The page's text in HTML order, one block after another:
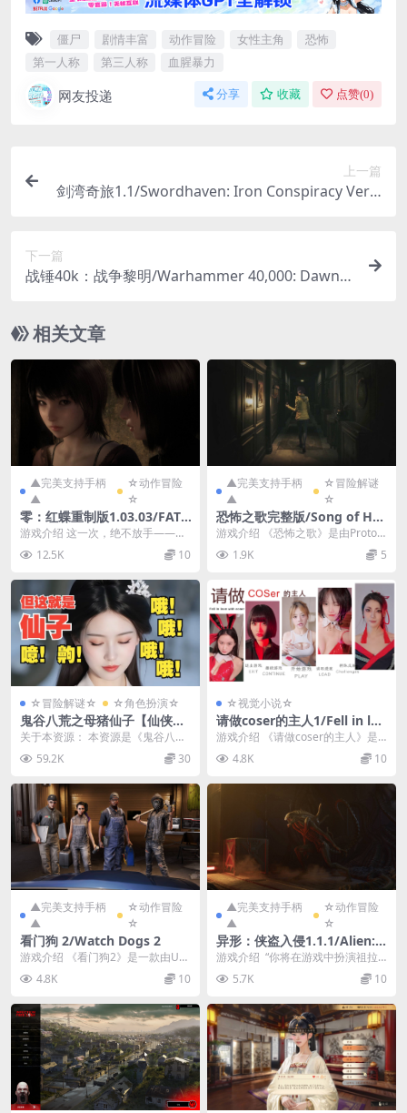
僵尸 剧情丰富 动作冒险 女性主角
恐怖
第一人称
第三人称 血腥暴力
网友投递 分享 收藏 点赞(0)
上一篇
剑湾奇旅1.1/Swordhaven: Iron Conspiracy Ver1.
下一篇
战锤40k：战争黎明/Warhammer 40,000: Dawn o
相关文章
▲完美支持手柄
▲
☆动作冒险
☆
零：红蝶重制版1.03.03/FATA
L FRAME II: Crimson Butter
游戏介绍 这一次，绝不放手——
凄美的恐怖，幽魅羽化。 游戏截图
版本介绍 官方...
12.5K 10
▲完美支持手柄
▲
☆冒险解谜
☆
恐怖之歌完整版/Song of Hor
ror Complete Edition
游戏介绍 《恐怖之歌》是由Protoc
ol Games制作发行的一款穿插有大
量剧...
1.9K 5
☆冒险解谜☆ ☆角色扮演☆
鬼谷八荒之母猪仙子【仙侠RP
G/中文/全方位魔改MOD版】
女档专用绅士魔改MOD整合版
【带本体/专属MOD] [57.8
关于本资源： 本资源是《鬼谷八
荒》的魔改MOD整合版 这个和传统
的鬼谷魔改版不同...
59.2K 30
☆视觉小说☆
请做coser的主人1/Fell in lov
e with coser 1
游戏介绍 《请做coser的主人》是
一款模拟恋爱的全动态真人互动影
像作品，实景拍...
4.8K 10
▲完美支持手柄
▲
☆动作冒险
☆
看门狗 2/Watch Dogs 2
游戏介绍 《看门狗2》是一款由Ubi
soft制作并发行的动作冒险游戏。
游戏中玩家...
4.8K 10
▲完美支持手柄
▲
☆动作冒险
☆
异形：侠盗入侵1.1.1/Alien: R
ogue Incursion Evolved Edi
游戏介绍 “你将在游戏中扮演祖拉·
亨德里克斯——一名誓言要揭露We
yland-...
5.7K 10